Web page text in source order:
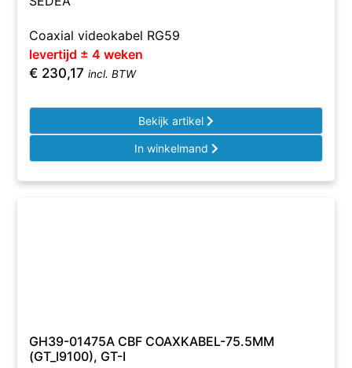
Coaxial videokabel RG59
levertijd ± 4 weken
€ 230,17 incl. BTW
Bekijk artikel
In winkelmand
GH39-01475A CBF COAXKABEL-75.5MM
(GT_I9100), GT-I